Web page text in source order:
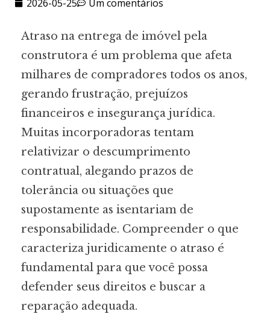
2026-05-25 Um comentários
Atraso na entrega de imóvel pela
construtora é um problema que afeta
milhares de compradores todos os anos,
gerando frustração, prejuízos
financeiros e insegurança jurídica.
Muitas incorporadoras tentam
relativizar o descumprimento
contratual, alegando prazos de
tolerância ou situações que
supostamente as isentariam de
responsabilidade. Compreender o que
caracteriza juridicamente o atraso é
fundamental para que você possa
defender seus direitos e buscar a
reparação adequada.